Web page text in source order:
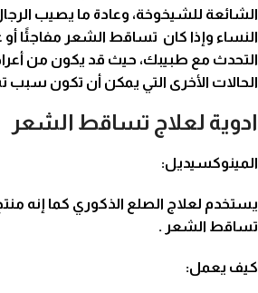
الشائعة للشيخوخة، وعادة ما يصيب
النساء وإذا كان تساقط الشعر مفاجئًا
التحدث مع طبيبك، حيث قد يكون من
الحالات الأخرى التي يمكن أن تكون
ادوية لعلاج تساقط الشعر
المينوكسيديل:
يستخدم لعلاج الصلع الذكوري كما إنه
تساقط الشعر .
كيف يعمل: